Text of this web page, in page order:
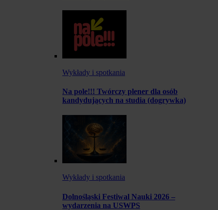
Wykłady i spotkania
Na pole!!! Twórczy plener dla osób
kandydujących na studia (dogrywka)
Wykłady i spotkania
Dolnośląski Festiwal Nauki 2026 –
wydarzenia na USWPS